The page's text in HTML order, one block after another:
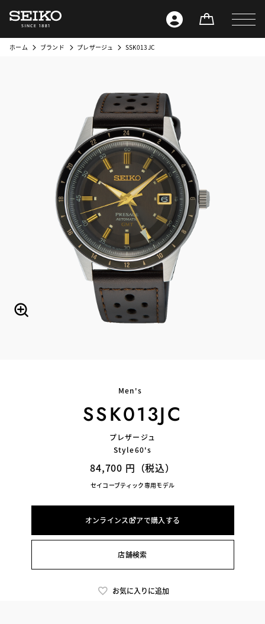
ホーム ブランド プレザージュ SSK013JC
Men's
SSK013JC
プレザージュ
Style60's
84,700 円（税込）
セイコーブティック専用モデル
オンラインストアで購入する
店舗検索
お気に入りに追加